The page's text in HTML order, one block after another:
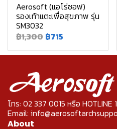
Aerosoft (แอโร่ซอฟ)
รองเท้าแตะเพื่อสุขภาพ รุ่น
SM3032
฿1,300 ฿715
โทร: 02 337 0015 หรือ HOTLINE
Email:
About